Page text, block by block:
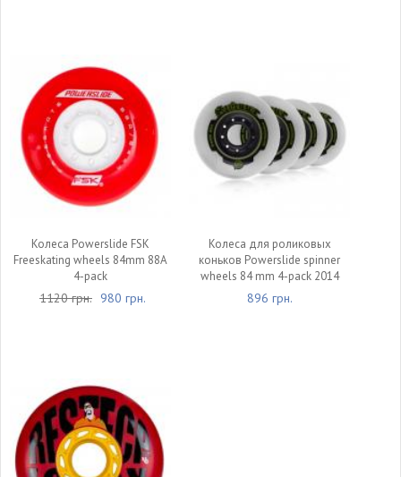
Колеса Powerslide FSK
Freeskating wheels 84mm 88A
4-pack
1120 грн. 980 грн.
Колеса для роликовых
коньков Powerslide spinner
wheels 84 mm 4-pack 2014
896 грн.